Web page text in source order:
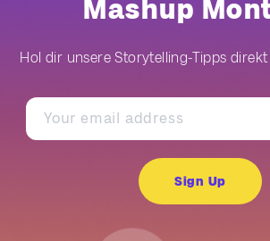
Mashup
Hol dir unsere Storytelling-Tipps